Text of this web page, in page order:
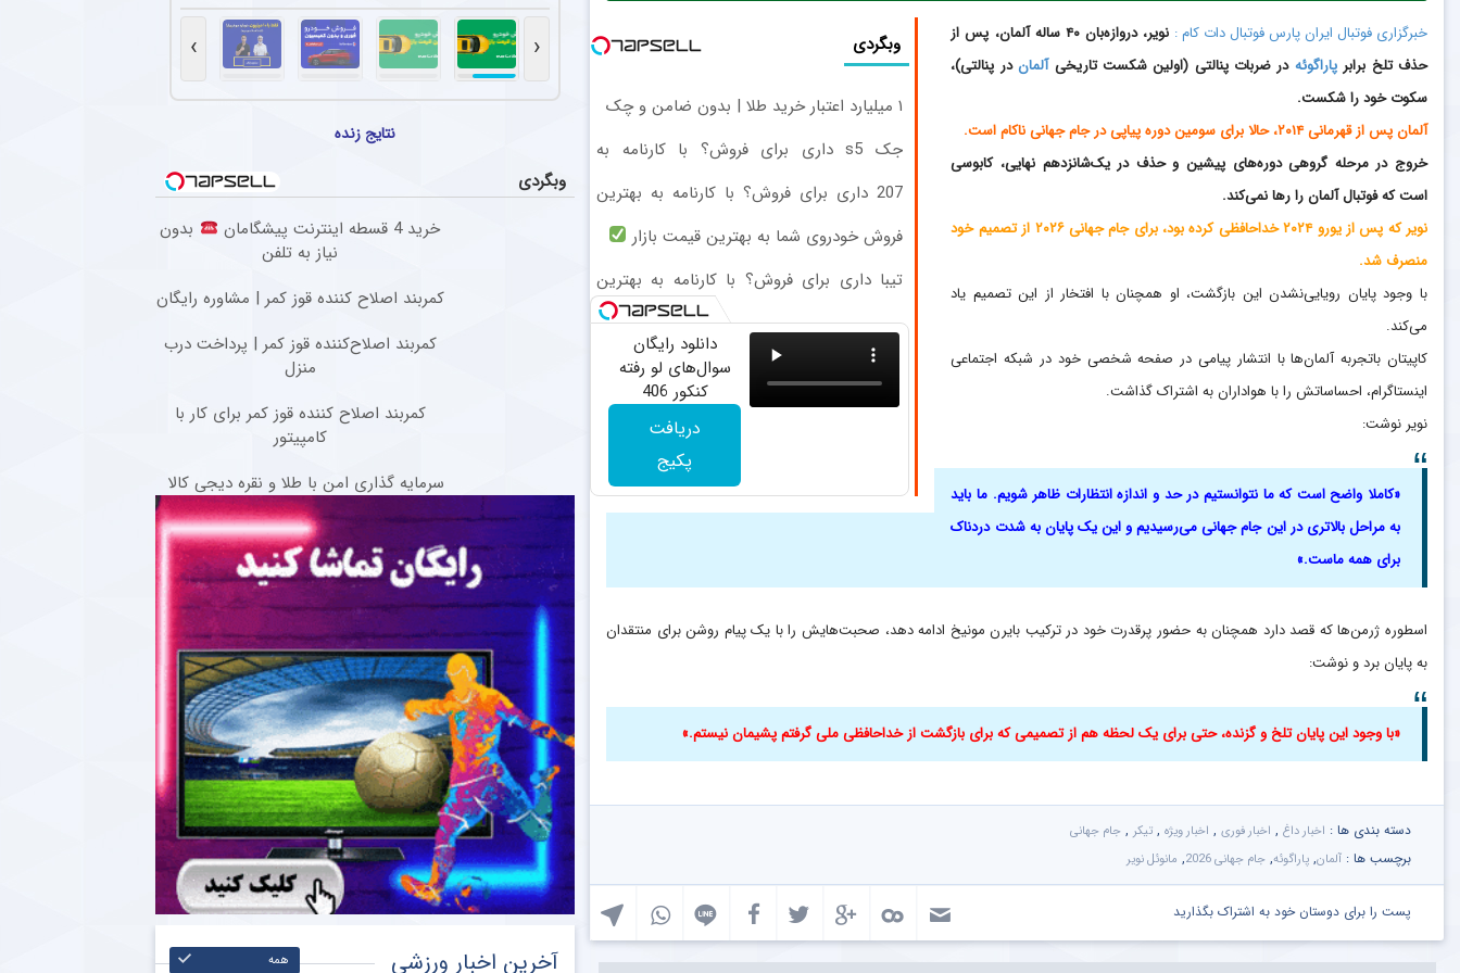
وبگردی
۱ میلیارد اعتبار خرید طلا | بدون ضامن و چک
جک s5 داری برای فروش؟ با کارنامه به
207 داری برای فروش؟ با کارنامه به بهترین
فروش خودروی شما به بهترین قیمت بازار
تیبا داری برای فروش؟ با کارنامه به بهترین
دانلود رایگان
سوال‌های لو رفته
کنکور 406
دریافت
پکیج
خبرگزاری فوتبال ایران پارس فوتبال دات کام :
نویر، دروازه‌بان ۴۰ ساله آلمان، پس از
حذف تلخ برابرپاراگوئه در ضربات پنالتی (اولین شکست تاریخیآلمان در پنالتی)،
سکوت خود را شکست.
آلمان پس از قهرمانی ۲۰۱۴، حالا برای سومین دوره پیاپی در جام جهانی ناکام است.
خروج در مرحله گروهی دوره‌های پیشین و حذف در یک‌شانزدهم نهایی، کابوسی
است که فوتبال آلمان را رها نمی‌کند.
نویر که پس از یورو ۲۰۲۴ خداحافظی کرده بود، برای جام جهانی ۲۰۲۶ از تصمیم خود
منصرف شد.
با وجود پایان رویایی‌نشدن این بازگشت، او همچنان با افتخار از این تصمیم یاد
می‌کند.
‏کاپیتان باتجربه آلمان‌ها با انتشار پیامی در صفحه شخصی خود در شبکه اجتماعی
اینستاگرام، احساساتش را با هواداران به اشتراک گذاشت.
نویر نوشت:
«کاملا واضح است که ما نتوانستیم در حد و اندازه انتظارات ظاهر شویم. ما باید
به مراحل بالاتری در این جام جهانی می‌رسیدیم و این یک پایان به شدت دردناک
برای همه ماست.»
‏اسطوره ژرمن‌ها که قصد دارد همچنان به حضور پرقدرت خود در ترکیب بایرن مونیخ ادامه دهد، صحبت‌هایش را با یک پیام روشن برای منتقدان
به پایان برد و نوشت:
«با وجود این پایان تلخ و گزنده، حتی برای یک لحظه هم از تصمیمی که برای بازگشت از خداحافظی ملی گرفتم پشیمان نیستم.»
دسته بندی ها : اخبار داغ , اخبار فوری , اخبار ویژه , تیکر , جام جهانی
برچسب ها : آلمان, پاراگوئه, جام جهانی 2026 , مانوئل نویر
پست را برای دوستان خود به اشتراک بگذارید
استقلال در دیدار دوستانه مقابل استقلال خوزستان بار دیگر با سه مدافع مرکزی به میدان رفت تا مشخص شود سهراب
اخبار اتفاق شوکه کننده برای ستاره پرسپولیسی در فوتبال اروپا
پرونده ادامه حضور رامین رضاییان در استقلال بسته شد و حالا او باید در فصل منتهی به جام ملت‌های آسیا
واکنش تند آقای پیشکسوت به درخواست جنجالی ستاره استقلال + جزئیات
شاهرخ بیانی پیشکسوت استقلال گفت : بازیکنی که سالی یک گل می‌زند با او قرارداد ۲۰۰ میلیاردی می‌بندند و این بازیکن «ناز» هم می‌کند که اگر فلان قدر ندهید قهر می‌کنم.
‹
›
نتایج زنده
وبگردی
خرید 4 قسطه اینترنت پیشگامان
بدون
نیاز به تلفن
کمربند اصلاح کننده قوز کمر | مشاوره رایگان
کمربند اصلاح‌کننده قوز کمر | پرداخت درب
منزل
کمربند اصلاح کننده قوز کمر برای کار با
کامپیتور
سرمایه گذاری امن با طلا و نقره دیجی کالا
آخرین اخبار ورزشی همه